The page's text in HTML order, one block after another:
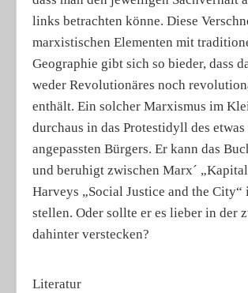
links betrachten könne. Diese
marxistischen Elementen mit
Geographie gibt sich so bieder, dass
weder Revolutionäres noch
enthält. Ein solcher Marxismus im
durchaus in das Protestidyll des
angepassten Bürgers. Er kann das
und beruhigt zwischen Marx´
Harveys „Social Justice and the City“
stellen. Oder sollte er es lieber in der
dahinter verstecken?
Literatur